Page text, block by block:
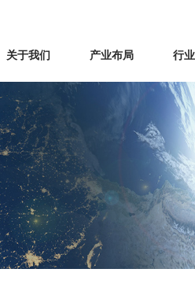
关于我们 产业布局 行